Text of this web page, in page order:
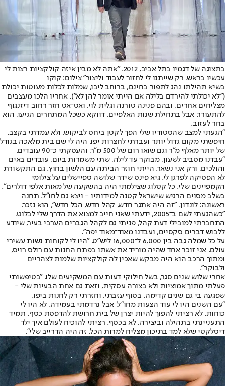
בתצוגה של דגמיו בתל אביב, 2012. "אתה לא מבין איזה קולקציות רצות לי
עכשיו בראש. רק שייתנו לי לחזור לעבוד וליצור" צילום: קוקו
בשיא תהילתו נהג לתפור בחינם, ברוחב ליבו, שמלות לכלות מעוטות יכולת
("לא יכולתי להירדם בלילה אם הייתי אומר להן לא"). אחריו הלכו מעצבים
מצליחים אחרים, ובהם פנינה טורנה וגלית לוי, ואט־אט חזר רחוב דיזנגוף
להתעורר. אבל בתחילת שנות האלפיים, דווקא כשכל המתחרים הגיעו, הוא
בחר לעזוב.
"הגעתי למצב שהסטודיו שלי הפך לקטן ביחס לביקוש, ולא עמדתי בקצב.
חיפשתי מקום גדול יותר ועברתי לחצרות יפו. היה לי שם בית מלאכה בגודל
של יותר מאלף מ"ר וגם שואו רום של 500 מ"ר, והעסקתי כ־90 עובדים.
"עבדנו מסביב לשעון, מבוקר עד לילה, שתי משמרות ביום, עובדים באים
והולכים, ורק אני נשאר. הייתי חוזר הביתה עם הלשון בחוץ. גם התקשורת
לא הפסיקה לפרגן לי. גיא פינס שידר שלושה ספיישלים על צילומי
הקמפיינים שלי. כל קטלוג שצילמתי היה בהשקעה של מאות אלפי דולרים".
בשלב מסוים הרגיש שישראל קטנה למידותיו - ויצא גם לחו"ל. תחנה
ראשונה: לונדון. "זה היה אתגר חדש, קהל חדש, הכל חדש", הוא נזכר.
"כשהגעתי לשם ב־2005, ידעתי שאני חייב למצוא את הדרך שלי לבלוט.
התחברתי למובילי דעת קהל, פניתי גם לקהל הגברים הערבי בעיר, שיודע
ללבוש דברים סקסיים, ועבדנו מאוד־מאוד יפה".
על כל שמלה גבה בין 6,000 ל־16,000 ליש"ט. "היו לי לקוחות נשות עשירי
עולם. אני זוכר אחד שהיה מוריד את אשתו בפתח החנות עם רולס רויס,
ומתוך הרכב הוא היה מבקש שאכין לה קולקציות שלמות לצהריים
ולבוקר".
אחרי שלוש שנים סגר, בשל חילוקי דעות עם המשקיעים שלו. "בטיפשותי
פעלתי מתוך אמוציות ולא בצורה עסקית, וזאת גם אחת הבעיות שלי -
שפגעה בי גם שנים קדימה. בסוף עזבתי, וחזרתי רק לחנות ביפו.
"עם השנים היו לי עוד הצעות מחו"ל, אבל נרדמתי בעמידה. לא היו לי
כוחות. לא רציתי להפוך להיות יצרן של בית חרושת להדפסת כסף. תמיד
התעניינתי בתהילה וביצירה, לא בכסף. רציתי להוכיח לעולם איך ילד
דיסלקטי שלא למד בתיכון מצליח למרות הכל. זה היה הדרייב שלי".